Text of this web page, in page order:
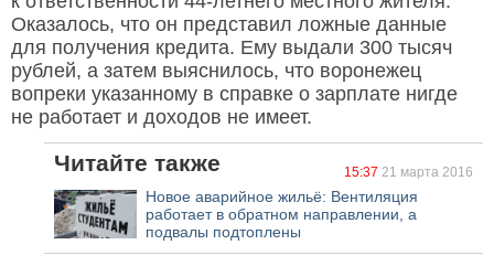
Оказалось, что он представил ложные данные
для получения кредита. Ему выдали 300 тысяч
рублей, а затем выяснилось, что воронежец
вопреки указанному в справке о зарплате нигде
не работает и доходов не имеет.
Читайте также 15:37 21 марта 2016
Новое аварийное жильё: Вентиляция
работает в обратном направлении, а
подвалы подтоплены